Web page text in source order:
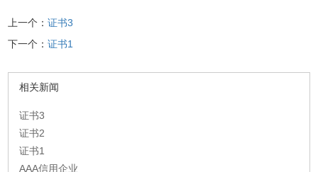
上一个：证书3
下一个：证书1
相关新闻
证书3
证书2
证书1
AAA信用企业